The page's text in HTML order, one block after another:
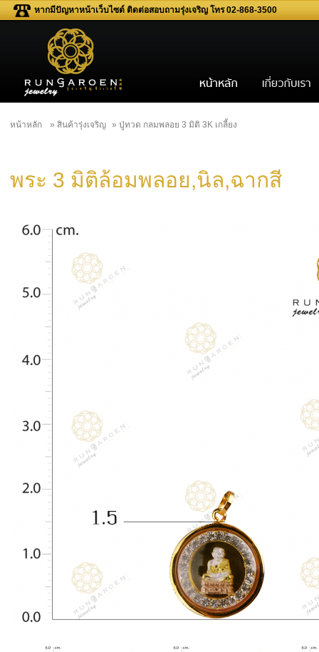
หากมีปัญหาหน้าเว็บไซต์ ติดต่อสอบถามรุ่งเจริญ โทร 02-868-3500
หน้าหลัก » สินค้ารุ่งเจริญ » ปู่ทวด กลมพลอย 3 มิติ 3K เกลี้ยง
พระ 3 มิติล้อมพลอย,นิล,ฉากสี